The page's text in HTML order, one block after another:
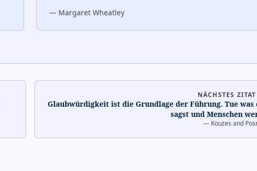
— Margaret Wheatley
NÄCHSTES
Glaubwürdigkeit ist die Grundlage der Führung. Tue was
sagst und Menschen
— Kouzes and